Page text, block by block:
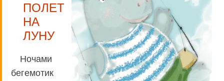
ПОЛЕТ
НА
ЛУНУ
Ночами
бегемотик